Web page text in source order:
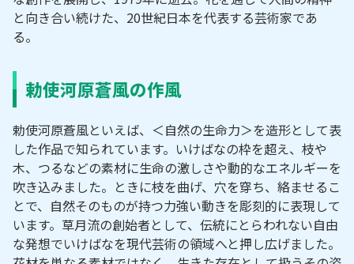
と向き合い続けた、20世紀日本を代表する芸術家であ
る。
勅使河原蒼風の作風
勅使河原蒼風といえば、＜自然の生命力＞を造形として表
した作品で知られています。いけばなの枠を超え、枝や
木、つるなどの素材に生命の激しさや動的なエネルギーを
吹き込みました。ときに枝を曲げ、穴を穿ち、絡ませるこ
とで、自然そのものが持つ力強い動きを彫刻的に表現して
います。草月流の創始者として、伝統にとらわれない自由
な発想でいけばなを現代芸術の領域へと押し広げました。